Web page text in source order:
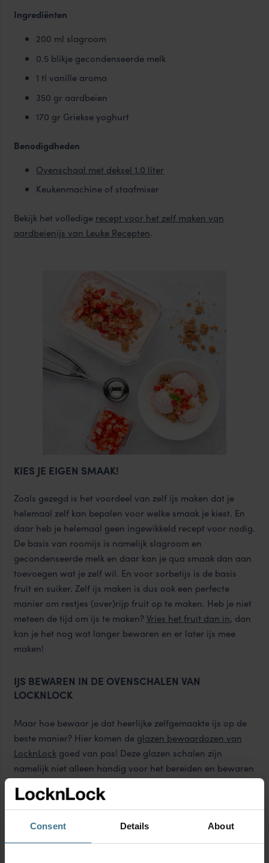
Consent Details About
Ingrediënten
200 ml slagroom
0.5 blikje gecondenseerde melk
1 tl vanille aroma
350 gr aardbeien
170 gr Griekse yoghurt
Benodigdheden
Ovenschaal met deksel 1.0 liter
Keukenmachine of staafmixer
Bekijk het volledige recept voor het zelf maken van
aardbeienijs van Leuke Recepten.
KIES JE EIGEN SMAAK!
Zoals gezegd is het voordeel van zelf ijs maken dat je
helemaal zelf kan bepalen voor welke smaak je kiest. En
daar heb je helemaal geen ingewikkeld recept voor nodig.
De basis van roomijs is namelijk slagroom en
gecondenseerde melk en daar kan je qua smaak dan aan
toevoegen wat je zelf wil. En voor sorbetijs is de basis
fruit en suiker. Zelf ijs maken is dus ook een perfecte
manier om restjes (over)rijp fruit op te maken. Heb je niet
meteen de tijd om ijs te maken?Vries het fruit dan in, dan
kan je het nog wat langer bewaren en er later ijs mee
maken!
IJS BEWAREN IN DE OVENSCHALEN VAN
LOCKNLOCK
Maar hoe bewaar je dat heerlijke zelfgemaakte ijs op de
beste manier? Hier komen de glazen bewaardozen van
LocknLockgoed van pas! Deze glazen schalen zijn
namelijk niet alleen handig voor het bereiden en bewaren
van je zelfgemaakte ijs. Door de luchtdichte afsluiting
blijft je ijs langer goed en voorkom je ijskristallen. Op die
manier kan je zelfgemaakt ijs maximaal 3 maanden
bewaren.